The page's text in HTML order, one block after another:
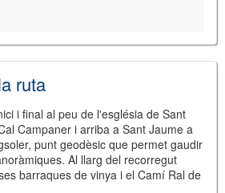
©Leaflet
and its contributors
© Institut Cartogràfic i Geològic de
ruta
i final al peu de l'església de Sant
Campaner i arriba a Sant Jaume a
punt geodèsic que permet gaudir
Al llarg del recorregut
barraques de vinya i el Camí Ral de